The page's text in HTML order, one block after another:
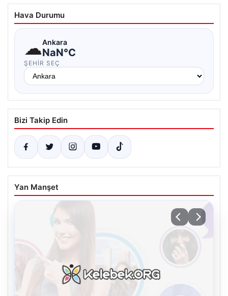
Hava Durumu
☁Ankara
NaN°C
ŞEHIR SEÇ
Bizi Takip Edin
Yan Manşet